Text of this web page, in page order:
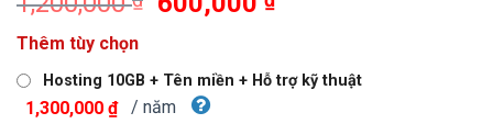
1,200,000 ₫.
là:
Thêm tùy chọn
Hosting 10GB + Tên miền + Hỗ trợ kỹ thuật
1,300,000 ₫ / năm